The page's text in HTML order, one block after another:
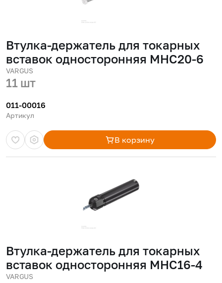
Втулка-держатель для токарных
вставок односторонняя MHC20-6
VARGUS
11 шт
011-00016
Артикул
В корзину
Втулка-держатель для токарных
вставок односторонняя MHC16-4
VARGUS